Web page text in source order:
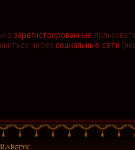
зарегистрированные
через социальные сети